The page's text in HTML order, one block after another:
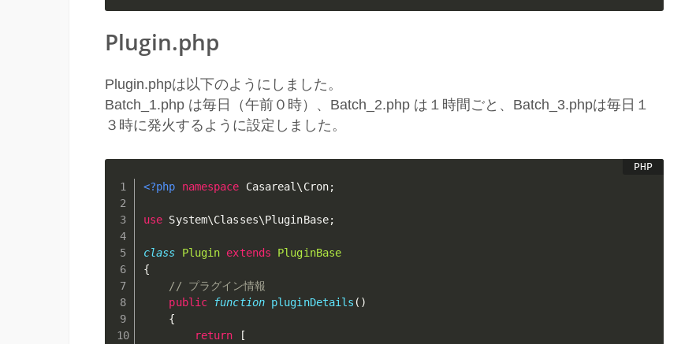
Plugin.php
Plugin.phpは以下のようにしました。
Batch_1.php は毎日（午前０時）、Batch_2.php は１時間ごと、Batch_3.phpは毎日１
３時に発火するように設定しました。
<?php namespace Casareal \ Cron;
use System\Classes\PluginBase;
class Plugin extends
PluginBase
{
// プラグイン情報
public
function pluginDetails ( )
{
return
[